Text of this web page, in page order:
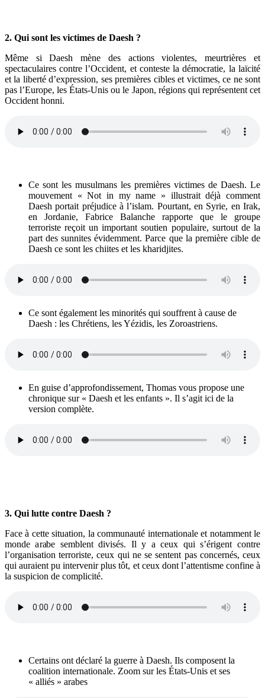
2. Qui sont les victimes de Daesh ?
Même si Daesh mène des actions violentes, meurtrières et
spectaculaires contre l’Occident, et conteste la démocratie, la laïcité
et la liberté d’expression, ses premières cibles et victimes, ce ne sont
pas l’Europe, les États-Unis ou le Japon, régions qui représentent cet
Occident honni.
Ce sont les musulmans les premières victimes de Daesh. Le
mouvement « Not in my name » illustrait déjà comment
Daesh portait préjudice à l’islam. Pourtant, en Syrie, en Irak,
en Jordanie, Fabrice Balanche rapporte que le groupe
terroriste reçoit un important soutien populaire, surtout de la
part des sunnites évidemment. Parce que la première cible de
Daesh ce sont les chiites et les kharidjites.
Ce sont également les minorités qui souffrent à cause de
Daesh : les Chrétiens, les Yézidis, les Zoroastriens.
En guise d’approfondissement, Thomas vous propose une
chronique sur « Daesh et les enfants ». Il s’agit ici de la
version complète.
3. Qui lutte contre Daesh ?
Face à cette situation, la communauté internationale et notamment le
monde arabe semblent divisés. Il y a ceux qui s’érigent contre
l’organisation terroriste, ceux qui ne se sentent pas concernés, ceux
qui auraient pu intervenir plus tôt, et ceux dont l’attentisme confine à
la suspicion de complicité.
Certains ont déclaré la guerre à Daesh. Ils composent la
coalition internationale. Zoom sur les États-Unis et ses
« alliés » arabes